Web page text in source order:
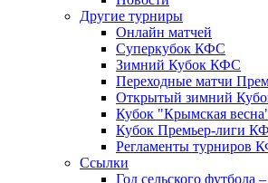
Другие турниры
Онлайн матчей
Суперкубок КФС
Зимний Кубок КФС
Переходные матчи
Открытый зимний
Кубок "Крымская
Кубок Премьер-лиги
Регламенты турниров
Ссылки
Год сельского футбола –